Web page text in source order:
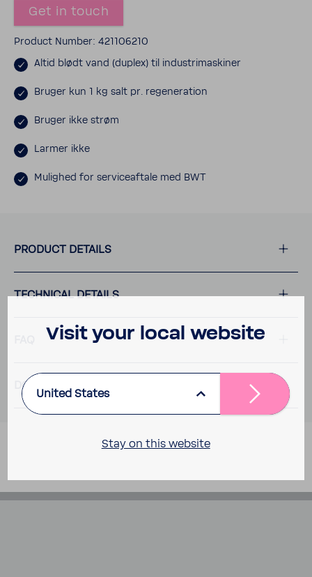
Get in touch
Product Number: 421106210
Altid blødt vand (duplex) til industri­mask­iner
Bruger kun 1 kg salt pr. regen­er­a­tion
Bruger ikke strøm
Larmer ikke
Mulighed for serviceaf­tale med BWT
PRODUCT DETAILS
TECH­NICAL DETAILS
DOWN­LOADS
Visit your local website
United States
Stay on this website